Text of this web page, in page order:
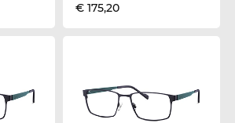
€ 175,20